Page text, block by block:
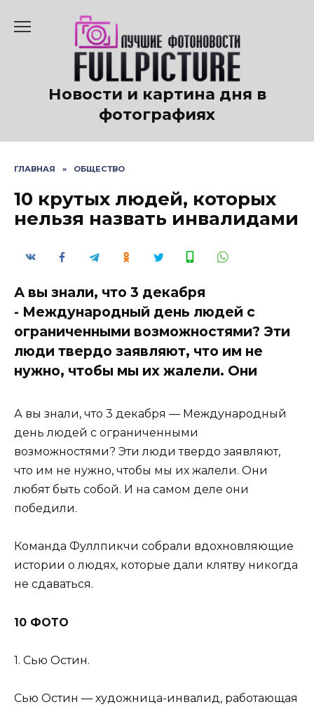
содержанию
Новости и картина дня в
фотографиях
ГЛАВНАЯ » ОБЩЕСТВО
10 крутых людей, которых
нельзя назвать инвалидами
А вы знали, что 3 декабря
- Международный день людей с
ограниченными возможностями? Эти
люди твердо заявляют, что им не
нужно, чтобы мы их жалели. Они
А вы знали, что 3 декабря — Международный
день людей с ограниченными
возможностями? Эти люди твердо заявляют,
что им не нужно, чтобы мы их жалели. Они
любят быть собой. И на самом деле они
победили.
Команда Фуллпикчи собрали вдохновляющие
истории о людях, которые дали клятву никогда
не сдаваться.
10 ФОТО
1. Сью Остин.
Сью Остин — художница-инвалид, работающая